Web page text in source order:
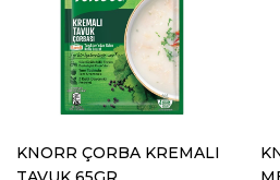
KNORR ÇORBA KREMALI